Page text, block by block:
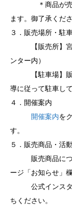
＊商品が売り切
ます。御了承くださ
３．販売場所・駐
【販売所】宮崎
ンター内）
【駐車場】販売
導に従って駐車し
４．開催案内
開催案内を
す。
５．販売商品・活
販売商品につき
ージ「お知らせ」
公式インスタグ
ちください。